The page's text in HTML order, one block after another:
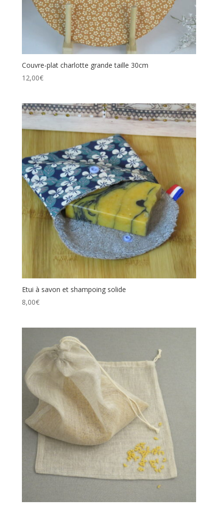
Couvre-plat charlotte grande taille 30cm
12,00€
Etui à savon et shampoing solide
8,00€